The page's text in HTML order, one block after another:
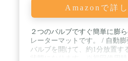
も役に立ちますので防災マッ
けば安心です。 / 展開サイズ：
サイズ： メーカー保証：商品
効 / 【ご購入前に】出荷時に機
いるため、初回使用時はウレ
Amazonで詳
２つのバルブですぐ簡単に膨
レーターマットです。 / 自動
バルブを開けて、約1分放置す